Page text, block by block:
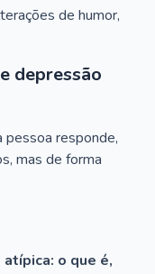
de humor,
depressão
pessoa responde,
mas de forma
o que é,